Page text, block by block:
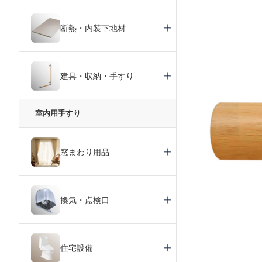
断熱・内装下地材
建具・収納・手すり
室内用手すり
窓まわり用品
換気・点検口
住宅設備